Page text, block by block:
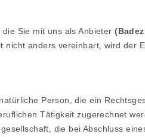
die Sie mit uns als Anbieter(
anders vereinbart, wird der
Person, die ein
Tätigkeit zugerechnet
die bei Abschluss